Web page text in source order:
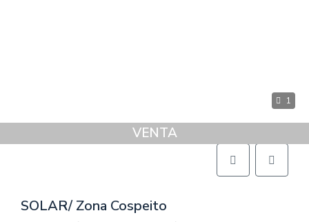
1
VENTA
SOLAR/ Zona Cospeito